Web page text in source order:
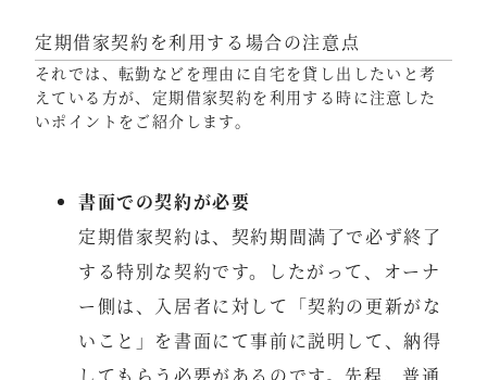
定期借家契約を利用する場合の注意点
それでは、転勤などを理由に自宅を貸し出したいと考
えている方が、定期借家契約を利用する時に注意した
いポイントをご紹介します。
書面での契約が必要
定期借家契約は、契約期間満了で必ず終了
する特別な契約です。したがって、オーナ
ー側は、入居者に対して「契約の更新がな
いこと」を書面にて事前に説明して、納得